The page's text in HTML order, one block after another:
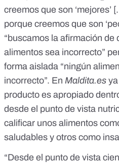
creemos que son ‘mejores’
porque creemos que son
“buscamos la afirmación de
alimentos sea incorrecto”
forma aislada “ningún
incorrecto”. En Maldita.es
producto es apropiado
desde el punto de vista
calificar unos alimentos
saludables y otros como
“Desde el punto de vista